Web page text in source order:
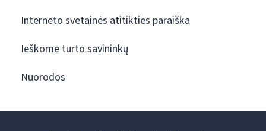
Interneto svetainės atitikties paraiška
Ieškome turto savininkų
Nuorodos